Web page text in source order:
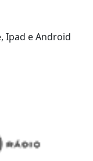
Ipad e Android